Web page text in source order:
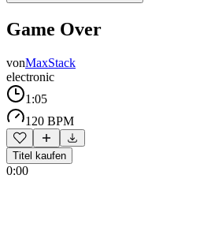
Game Over
vonMaxStack
electronic
1:05
120 BPM
Titel kaufen
0:00